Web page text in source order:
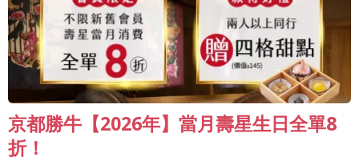
京都勝牛【2026年】當月壽星生日全單8
折！